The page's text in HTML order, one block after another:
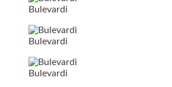
Bulevardi
Bulevardi
Bulevardi